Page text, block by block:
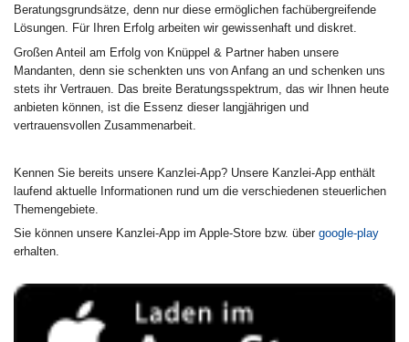
Beratungsgrundsätze, denn nur diese ermöglichen fachübergreifende
Lösungen. Für Ihren Erfolg arbeiten wir gewissenhaft und diskret.
Großen Anteil am Erfolg von Knüppel & Partner haben unsere
Mandanten, denn sie schenkten uns von Anfang an und schenken uns
stets ihr Vertrauen. Das breite Beratungsspektrum, das wir Ihnen heute
anbieten können, ist die Essenz dieser langjährigen und
vertrauensvollen Zusammenarbeit.
Kennen Sie bereits unsere Kanzlei-App? Unsere Kanzlei-App enthält
laufend aktuelle Informationen rund um die verschiedenen steuerlichen
Themengebiete.
Sie können unsere Kanzlei-App im Apple-Store bzw. über google-play
erhalten.